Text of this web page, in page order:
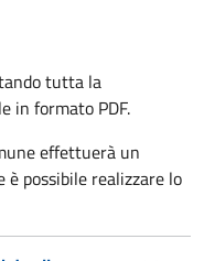
tutta la
in formato PDF.
effettuerà un
è possibile realizzare lo